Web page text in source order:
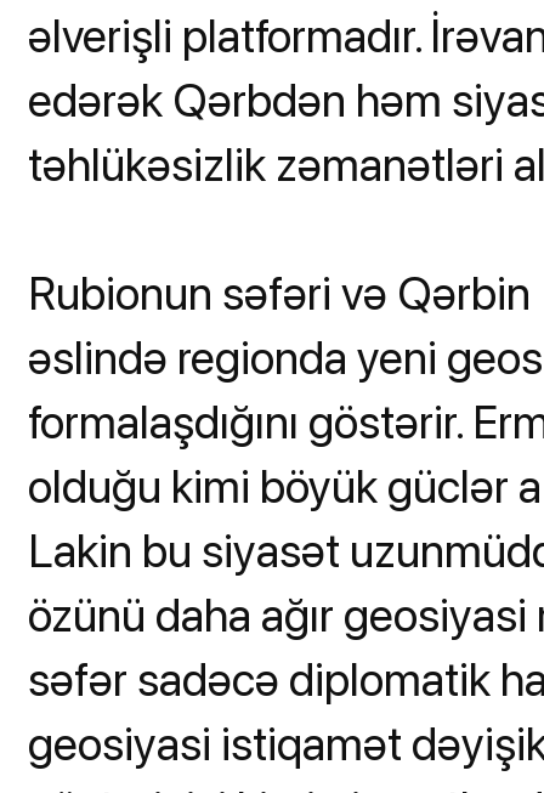
əlverişli platformadır.
edərək Qərbdən həm
təhlükəsizlik zəmanətləri
Rubionun səfəri və
əslində regionda yeni
formalaşdığını göstərir.
olduğu kimi böyük güclər
Lakin bu siyasət
özünü daha ağır
səfər sadəcə diplomatik
geosiyasi istiqamət